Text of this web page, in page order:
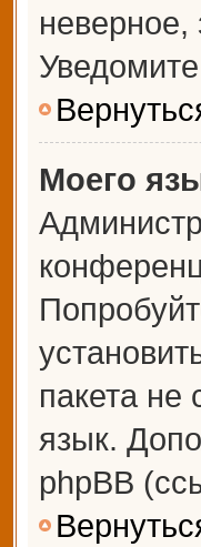
неверное,
Моего
пакета не
язык.
phpBB